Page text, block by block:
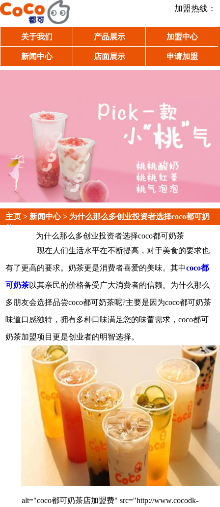
加盟热线：
关于我们 产品展示 加盟中心
新闻中心 店面展示 申请加盟
主页 > 新闻中心> 为什么那么多创业投资者选择coco都可奶
为什么那么多创业投资者选择coco都可奶茶
现在人们生活水平在不断提高，对于美食的要求也
有了更高的要求。奶茶更是消费者喜爱的美味。其中coco都
可奶茶以其亲民的价格备受广大消费者的信赖。为什么那么
多朋友会选择品尝coco都可奶茶呢?主要是因为coco都可奶茶
味道口感独特，拥有多种口味满足您的味蕾需求，coco都可
奶茶加盟项目更是创业者的明智选择。
alt="coco都可奶茶店加盟费" src="http://www.cocodk-